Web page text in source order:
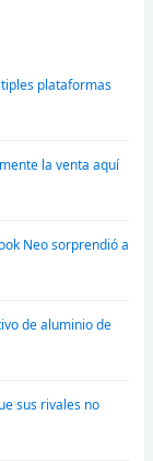
plataformas
la venta aquí
Neo sorprendió a
de aluminio de
sus rivales no